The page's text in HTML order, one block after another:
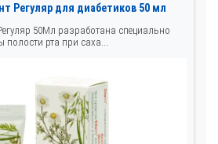
Регуляр для диабетиков 50 мл
50Мл разработана специально
рта при саха...